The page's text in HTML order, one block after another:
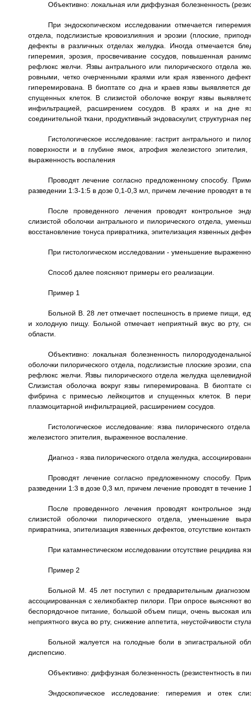
Объективно: локальная или диффузная болезненность
При эндоскопическом исследовании отмечается
отдела, подслизистые кровоизлияния и эрозии (плоские,
дефекты в различных отделах желудка. Иногда отмечается
гиперемия, эрозия, просвечивание сосудов, повышенная
рефлюкс желчи. Язвы антрального или пилорического отдела
ровными, четко очерченными краями или края язвенного
гиперемирована. В биоптате со дна и краев язвы выявляется
спущенных клеток. В слизистой оболочке вокруг язвы
инфильтрацией, расширением сосудов. В краях и на дне
соединительной ткани, продуктивный эндоваскулит, структурная
Гистологическое исследование: гастрит антрального и
поверхности и в глубине ямок, атрофия железистого
выраженность воспаления
Проводят лечение согласно предложенному способу.
разведении 1:3-1:5 в дозе 0,1-0,3 мл, причем лечение проводят в
После проведенного лечения проводят контрольное
слизистой оболочки антрального и пилорического отдела,
восстановление тонуса привратника, эпителизация язвенных
При гистологическом исследовании - уменьшение
Способ далее поясняют примеры его реализации.
Пример 1
Больной В. 28 лет отмечает поспешность в приеме пищи,
и холодную пищу. Больной отмечает неприятный вкус во рту,
области.
Объективно: локальная болезненность
оболочки пилорического отдела, подслизистые плоские эрозии,
рефлюкс желчи. Язвы пилорического отдела желудка
Слизистая оболочка вокруг язвы гиперемирована. В
фибрина с примесью лейкоцитов и спущенных клеток. В
плазмоцитарной инфильтрацией, расширением сосудов.
Гистологическое исследование: язва пилорического
железистого эпителия, выраженное воспаление.
Диагноз - язва пилорического отдела желудка,
Проводят лечение согласно предложенному способу.
разведении 1:3 в дозе 0,3 мл, причем лечение проводят в течение
После проведенного лечения проводят контрольное
слизистой оболочки пилорического отдела, уменьшение
привратника, эпителизация язвенных дефектов, отсутствие
При катамнестическом исследовании отсутствие рецидива
Пример 2
Больной М. 45 лет поступил с предварительным
ассоциированная с хеликобактер пилори. При опросе выясняют
беспорядочное питание, большой объем пищи, очень высокая
неприятного вкуса во рту, снижение аппетита, неустойчивости стула.
Больной жалуется на голодные боли в эпигастральной
диспепсию.
Объективно: диффузная болезненность (резистентность в
Эндоскопическое исследование: гиперемия и отек